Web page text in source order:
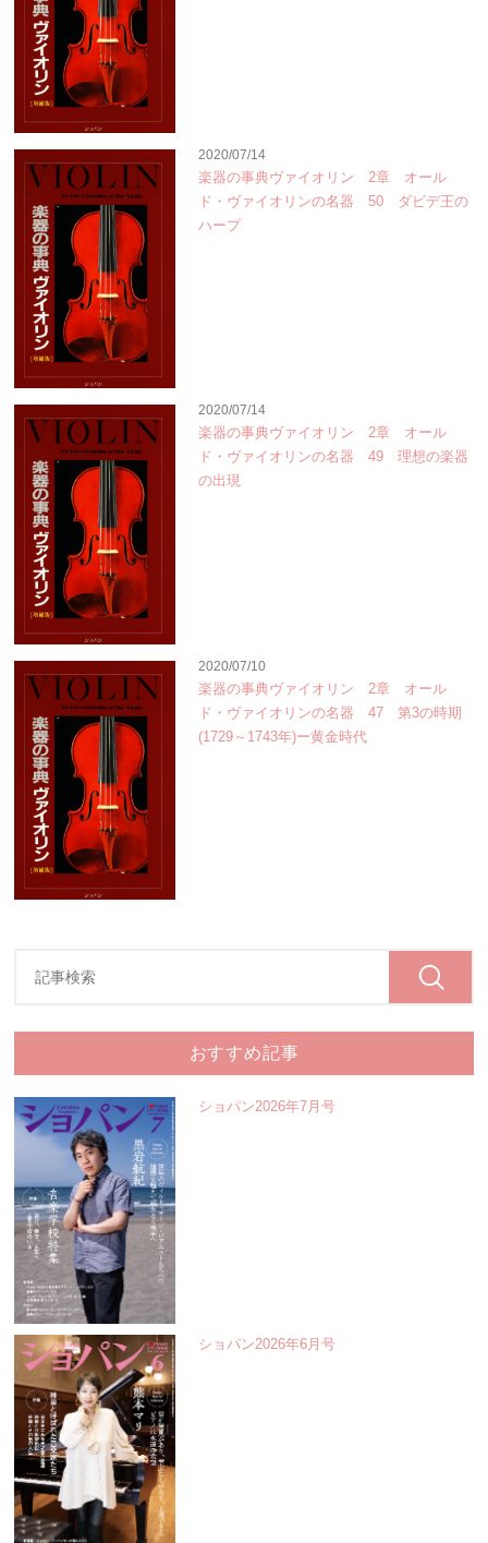
2020/07/14
楽器の事典ヴァイオリン 2章 オール
ド・ヴァイオリンの名器 50 ダビデ王の
ハープ
2020/07/14
楽器の事典ヴァイオリン 2章 オール
ド・ヴァイオリンの名器 49 理想の楽器
の出現
2020/07/10
楽器の事典ヴァイオリン 2章 オール
ド・ヴァイオリンの名器 47 第3の時期
(1729～1743年)ー黄金時代
おすすめ記事
ショパン2026年7月号
ショパン2026年6月号